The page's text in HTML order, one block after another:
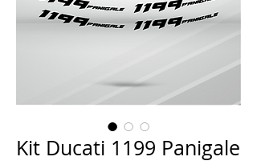
Kit Ducati 1199 Panigale